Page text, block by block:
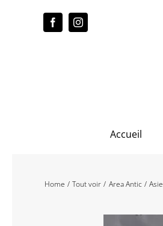
Accueil
Home Tout voir Area Antic Asie